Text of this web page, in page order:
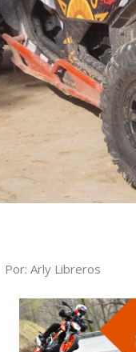
Por: Arly Libreros